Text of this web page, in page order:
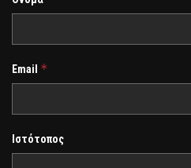
Email *
Ιστότοπος